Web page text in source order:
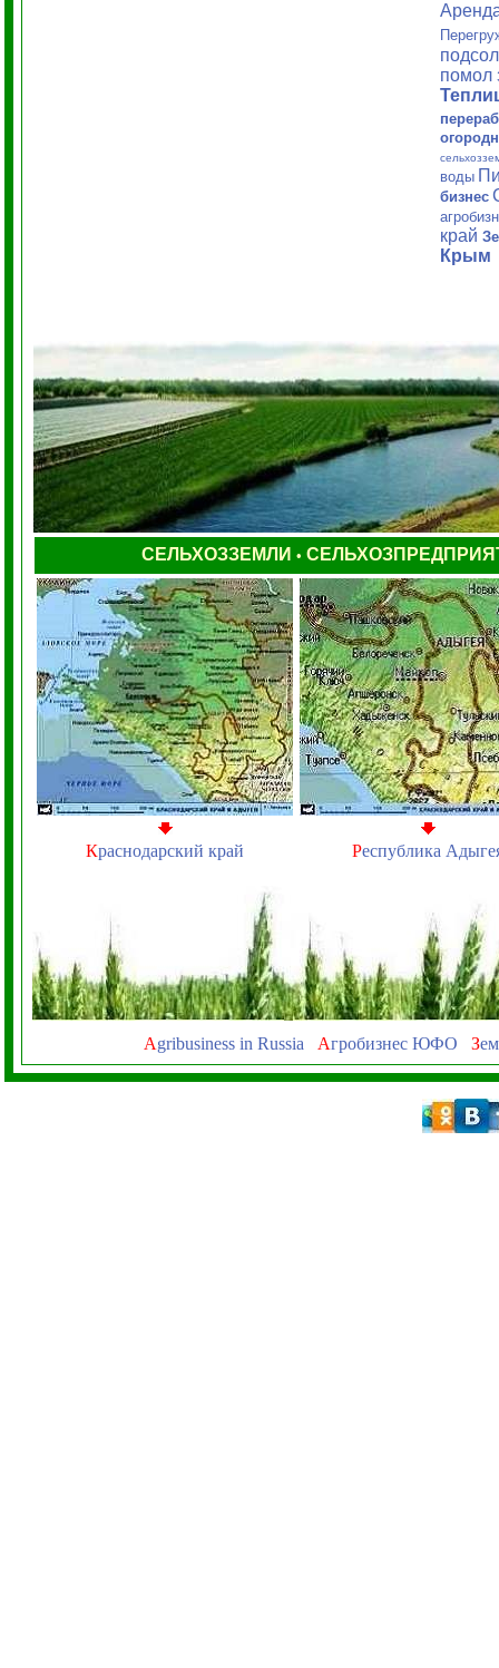
помол
воды
бизнес
край
Крым
СЕЛЬХОЗЗЕМЛИ •
Краснодарский край Республика
Agribusiness in Russia Агробизнес ЮФО З